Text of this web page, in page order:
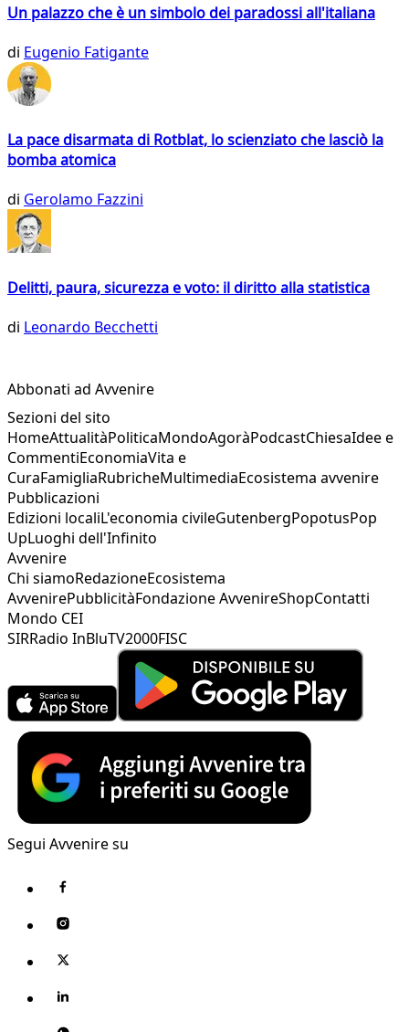
Un palazzo che è un simbolo dei paradossi all'italiana
di Eugenio Fatigante
La pace disarmata di Rotblat, lo scienziato che lasciò la
bomba atomica
di Gerolamo Fazzini
Delitti, paura, sicurezza e voto: il diritto alla statistica
di Leonardo Becchetti
Abbonati ad Avvenire
Sezioni del sito
HomeAttualitàPoliticaMondoAgoràPodcastChiesaIdee e
CommentiEconomiaVita e
CuraFamigliaRubricheMultimediaEcosistema avvenire
Pubblicazioni
Edizioni localiL'economia civileGutenbergPopotusPop
UpLuoghi dell'Infinito
Avvenire
Chi siamoRedazioneEcosistema
AvvenirePubblicitàFondazione AvvenireShopContatti
Mondo CEI
SIRRadio InBluTV2000FISC
Segui Avvenire su